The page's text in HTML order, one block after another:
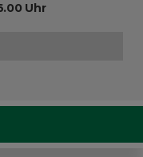
Uhr